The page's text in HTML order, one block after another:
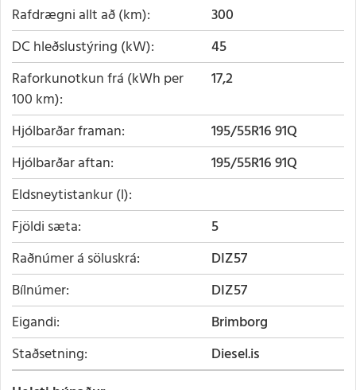
Rafdrægni allt að (km)
300
DC hleðslustýring (kW)
45
Raforkunotkun frá (kWh per
100 km)
17,2
Hjólbarðar framan
195/55R16 91Q
Hjólbarðar aftan
195/55R16 91Q
Eldsneytistankur (l)
Fjöldi sæta
5
Raðnúmer á söluskrá
DIZ57
Bílnúmer
DIZ57
Eigandi
Brimborg
Staðsetning
Diesel.is